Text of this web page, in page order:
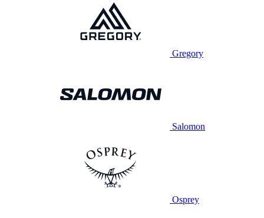
Gregory
Salomon
Osprey